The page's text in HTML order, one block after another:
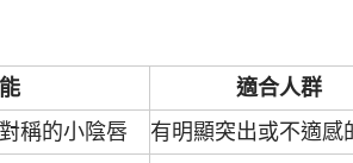
適合人群
稱的小陰唇
有明顯突出或不適感